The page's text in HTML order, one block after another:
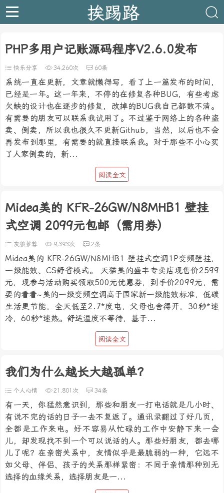
挨踢路
PHP多用户记账源码程序V2.6.0发布
快乐分享 34,260次 60条
系统一直在更新，文章就懒得写，看了上一篇发布的时间，
已经是一年。这一年来，不停的在修复各种BUG，有些考虑
欠缺的设计也在逐步的修复，改掉的BUG我自己都数不清。
有需要的朋友可以联系我试用了。不过鉴于网络上的各种盗
卖、倒卖，所以我也很久不更新Github，当然，以后也不会
再发布到那里，有需要的就直接联系我。对于那些不小心买
了人家倒卖的，新...
阅读全文
Midea美的 KFR-26GW/N8MHB1 壁挂
式空调 2099元包邮（需用券）
灰狼推荐 9,393次 2条
Midea美的 KFR-26GW/N8MHB1 壁挂式空调1P变频壁挂，
一级能效、CS舒省模式。 天猫美的盛丰专卖店现售价2599
元，现参与活动购买领取500元优惠券，到手价2099元，需
要的看看~美的一级变频空调高于国家新一级能效标准，低碳
生活更节能，全天低至2.7*度电，父母也舍得开，30秒*速
冷，60秒*速热。舒适温度不等待，基于...
阅读全文
我们为什么越长大越孤单？
个人心情 21,801次 34条
有一天，你猛然意识到，那些和朋友一打电话就是几小时、
有说不完的话的日子一去不复返了。通讯录翻过了好几页，
全都是工作来电。好不容易从忙碌的工作中安静下来一会
儿，却发现找不到一个可以说话的人。那些好朋友，都去哪
儿了呢？在亲密关系中，友情似乎是最脆弱的一种，它远不
如父母、伴侣、孩子的关系那样紧密：不同于亲情那种别无
选择的血缘关系，选择朋友是一...